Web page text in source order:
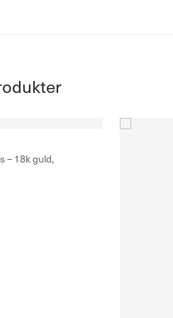
– 18k guld,